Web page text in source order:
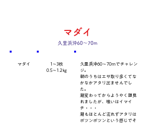
マダイ
久里浜沖60～70m
マダイ
1～3枚
0.5～1.2㎏
久里浜沖60～70mでチャレン
ジ。
朝のうちはエサ取り多くてな
かなかアタリ出ませんでし
た。
潮変わってからようやく顔見
れましたが、喰いはイマイ
チ・・・
潮もほとんど流れずアタリは
ポツンポツンという感じでそ